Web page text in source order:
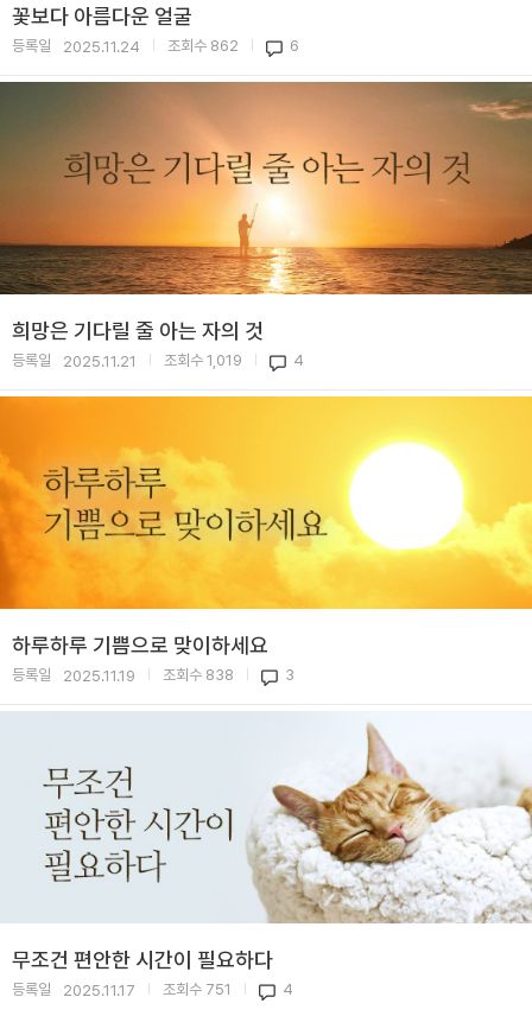
꽃보다 아름다운 얼굴
등록일 2025.11.24 조회수 862 6
희망은 기다릴 줄 아는 자의 것
등록일 2025.11.21 조회수 1,019 4
하루하루 기쁨으로 맞이하세요
등록일 2025.11.19 조회수 838 3
무조건 편안한 시간이 필요하다
등록일 2025.11.17 조회수 751 4